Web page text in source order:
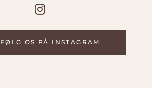
FØLG OS PÅ INSTAGRAM